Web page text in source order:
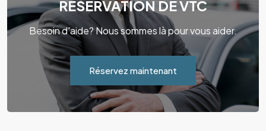
RÉSERVATION DE VTC
Besoin d'aide? Nous sommes là pour vous aider.
Réservez maintenant